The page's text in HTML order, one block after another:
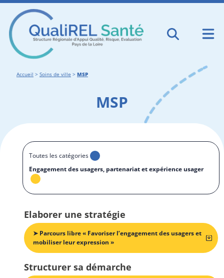
Accueil > Soins de ville > MSP
MSP
Toutes les catégories
Engagement des usagers, partenariat et expérience usager
Elaborer une stratégie
➤ Parcours libre « Favoriser l’engagement des usagers et
mobiliser leur expression »
Structurer sa démarche